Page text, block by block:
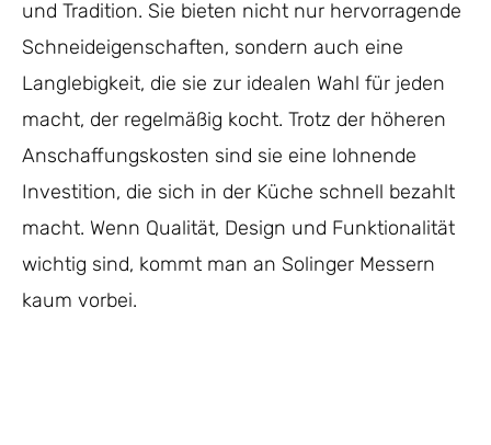
und Tradition. Sie bieten nicht nur hervorragende
Schneideigenschaften, sondern auch eine
Langlebigkeit, die sie zur idealen Wahl für jeden
macht, der regelmäßig kocht. Trotz der höheren
Anschaffungskosten sind sie eine lohnende
Investition, die sich in der Küche schnell bezahlt
macht. Wenn Qualität, Design und Funktionalität
wichtig sind, kommt man an Solinger Messern
kaum vorbei.